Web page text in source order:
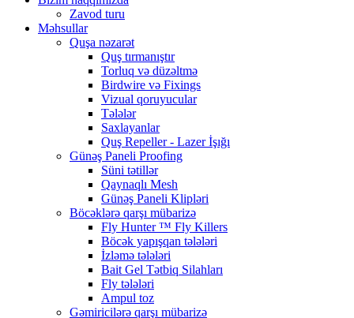
Zavod turu
Məhsullar
Quşa nəzarət
Quş tırmanıştır
Torluq və düzəltmə
Birdwire və Fixings
Vizual qoruyucular
Tələlər
Saxlayanlar
Quş Repeller - Lazer İşığı
Günəş Paneli Proofing
Süni tətillər
Qaynaqlı Mesh
Günəş Paneli Klipləri
Böcəklərə qarşı mübarizə
Fly Hunter ™ Fly Killers
Böcək yapışqan tələləri
İzləmə tələləri
Bait Gel Tətbiq Silahları
Fly tələləri
Ampul toz
Gəmiricilərə qarşı mübarizə